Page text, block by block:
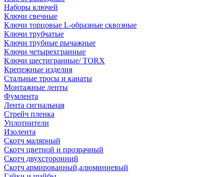
Наборы ключей
Ключи свечные
Ключи торцовые L-образные сквозные
Ключи трубчатые
Ключи трубные рычажные
Ключи четырехгранные
Ключи шестигранные/ TORX
Крепежные изделия
Стальные тросы и канаты
Монтажные ленты
Фумлента
Лента сигнальная
Стрейч пленка
Уплотнители
Изолента
Скотч малярный
Скотч цветной и прозрачный
Скотч двухсторонний
Скотч армированный,алюминиевый